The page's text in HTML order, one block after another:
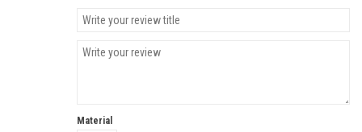
Material